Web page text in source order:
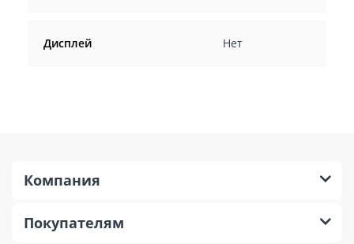
Дисплей Нет
Компания
Покупателям